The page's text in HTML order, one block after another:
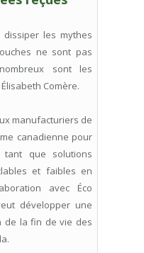
les mythes
ne sont pas
sont les
Comère.
manufacturiers de
canadienne pour
que solutions
et faibles en
avec Éco
développer une
de la fin de vie des